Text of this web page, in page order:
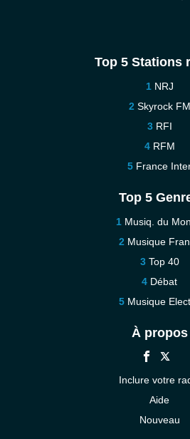
Top 5 Stations
NRJ
Skyrock FM
RFI
RFM
France
Top 5
Musiq. du
Musique
Top 40
Débat
Musique
À propos
Inclure votre
Aide
Nouveau